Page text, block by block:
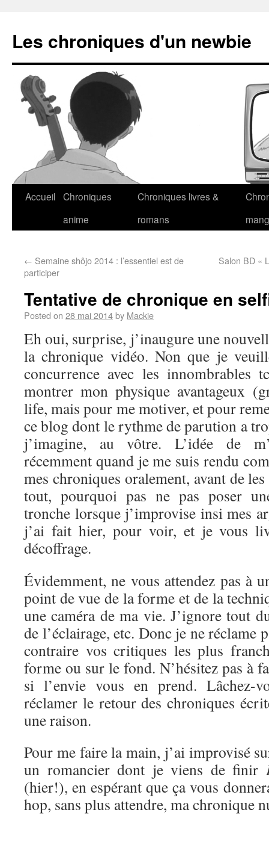
Les chroniques d'un newbie
Accueil Chroniques
anime
Chroniques livres &
romans
← Semaine shôjo 2014 : l’essentiel est de
participer
Salon BD «
Tentative de chronique en
Posted on 28 mai 2014by Mackie
Eh oui, surprise, j’inaugure une
la chronique vidéo. Non que je
concurrence avec les innombrables
montrer mon physique avantageux
life, mais pour me motiver, et pour
ce blog dont le rythme de parution a
j’imagine, au vôtre. L’idée de
récemment quand je me suis rendu
mes chroniques oralement, avant de
tout, pourquoi pas ne pas poser
tronche lorsque j’improvise insi mes
j’ai fait hier, pour voir, et je vous
décoffrage.
Évidemment, ne vous attendez pas à
point de vue de la forme et de la
une caméra de ma vie. J’ignore tout
de l’éclairage, etc. Donc je ne réclame
contraire vos critiques les plus
forme ou sur le fond. N’hésitez pas à
si l’envie vous en prend. Lâchez-
réclamer le retour des chroniques
une raison.
Pour me faire la main, j’ai improvisé
un romancier dont je viens de finir
(hier!), en espérant que ça vous
hop, sans plus attendre, ma chronique